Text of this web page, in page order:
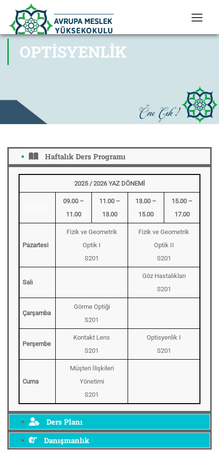
OPTISYENLIK
Haftalık Ders Programı
2025 / 2026 YAZ DÖNEMİ
09.00 –
11.00
11.00 –
13.00
13.00 –
15.00
15.00 –
17.00
Pazartesi
Fizik ve Geometrik
Optik I
S201
Fizik ve Geometrik
Optik II
S201
Salı
Göz Hastalıkları
S201
Çarşamba
Görme Optiği
S201
Perşembe
Kontakt Lens
S201
Optisyenlik I
S201
Cuma
Müşteri İlişkileri
Yönetimi
S201
Ders Planı
Danışmanlık